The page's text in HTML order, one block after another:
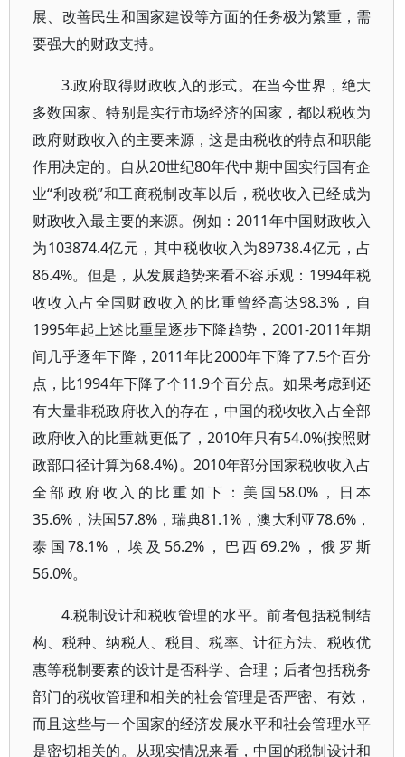
展、改善民生和国家建设等方面的任务极为繁重，需
要强大的财政支持。
3.政府取得财政收入的形式。在当今世界，绝大
多数国家、特别是实行市场经济的国家，都以税收为
政府财政收入的主要来源，这是由税收的特点和职能
作用决定的。自从20世纪80年代中期中国实行国有企
业“利改税”和工商税制改革以后，税收收入已经成为
财政收入最主要的来源。例如：2011年中国财政收入
为103874.4亿元，其中税收收入为89738.4亿元，占
86.4%。但是，从发展趋势来看不容乐观：1994年税
收收入占全国财政收入的比重曾经高达98.3%，自
1995年起上述比重呈逐步下降趋势，2001-2011年期
间几乎逐年下降，2011年比2000年下降了7.5个百分
点，比1994年下降了个11.9个百分点。如果考虑到还
有大量非税政府收入的存在，中国的税收收入占全部
政府收入的比重就更低了，2010年只有54.0%(按照财
政部口径计算为68.4%)。2010年部分国家税收收入占
全部政府收入的比重如下：美国58.0%，日本
35.6%，法国57.8%，瑞典81.1%，澳大利亚78.6%，
泰国78.1%，埃及56.2%，巴西69.2%，俄罗斯
56.0%。
4.税制设计和税收管理的水平。前者包括税制结
构、税种、纳税人、税目、税率、计征方法、税收优
惠等税制要素的设计是否科学、合理；后者包括税务
部门的税收管理和相关的社会管理是否严密、有效，
而且这些与一个国家的经济发展水平和社会管理水平
是密切相关的。从现实情况来看，中国的税制设计和